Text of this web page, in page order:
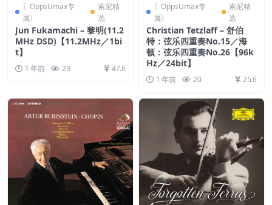
〖OppsUmax专
属〗
索尼精
选
Jun Fukamachi – 黎明(11.2
MHz DSD)【11.2MHz／1bi
t】
1 年前 23 47.6
〖OppsUmax专
属〗
索尼精
选
Christian Tetzlaff – 舒伯
特：弦乐四重奏No.15／海
顿：弦乐四重奏No.26【96k
Hz／24bit】
1 年前 20 25.6